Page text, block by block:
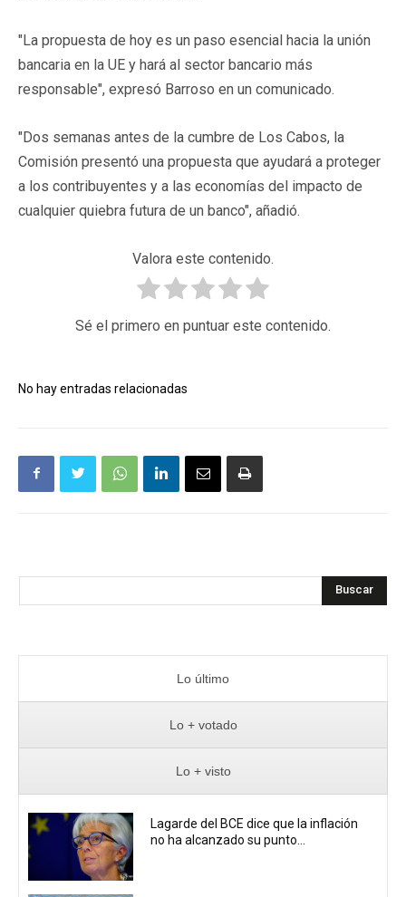
"La propuesta de hoy es un paso esencial hacia la unión
bancaria en la UE y hará al sector bancario más
responsable", expresó Barroso en un comunicado.
"Dos semanas antes de la cumbre de Los Cabos, la
Comisión presentó una propuesta que ayudará a proteger
a los contribuyentes y a las economías del impacto de
cualquier quiebra futura de un banco", añadió.
Valora este contenido.
Sé el primero en puntuar este contenido.
No hay entradas relacionadas
Buscar
Lo último
Lo + votado
Lo + visto
Lagarde del BCE dice que la inflación
no ha alcanzado su punto...